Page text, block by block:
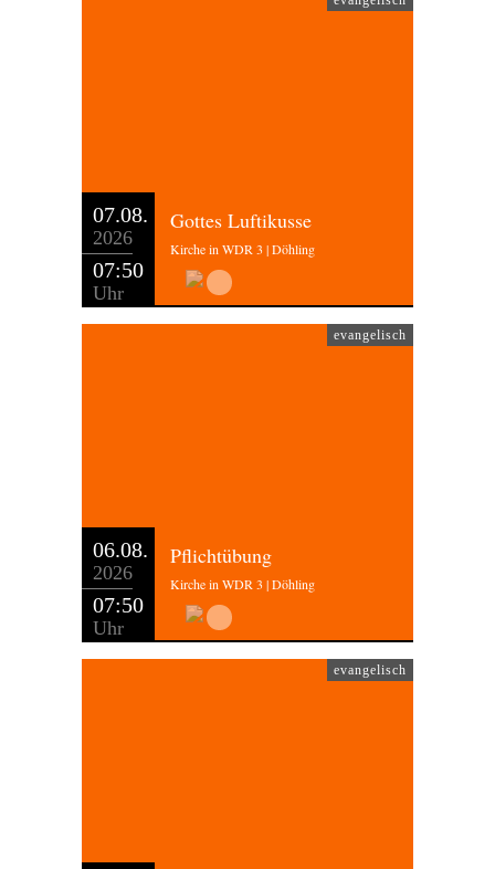
07.08.
2026
07:50
Uhr
Gottes Luftikusse
Kirche in WDR 3 | Döhling
evangelisch
06.08.
2026
07:50
Uhr
Pflichtübung
Kirche in WDR 3 | Döhling
evangelisch